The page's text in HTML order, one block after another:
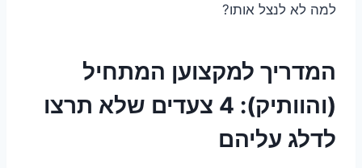
למה לא לנצל אותו?
המדריך למקצוען המתחיל
(והוותיק): 4 צעדים שלא תרצו
לדלג עליהם